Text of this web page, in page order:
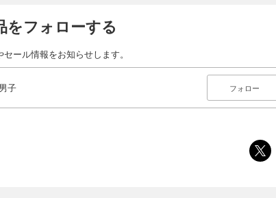
をフォローする
セール情報をお知らせします。
子 フォロー